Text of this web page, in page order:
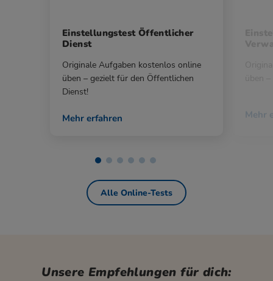
Einstellungstest Öffentlicher
Dienst
Originale Aufgaben kostenlos online
üben – gezielt für den Öffentlichen
Dienst!
Mehr erfahren Mehr
Alle Online-Tests
Unsere Empfehlungen für dich: